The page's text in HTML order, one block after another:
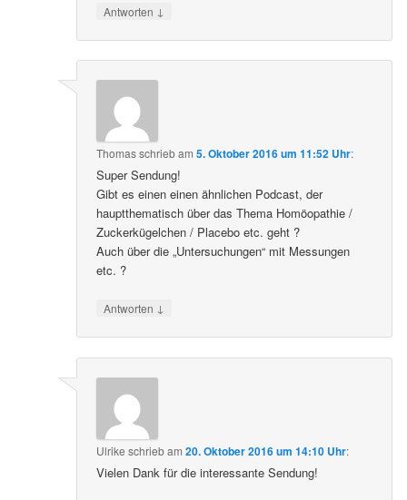
Antworten ↓
Thomasschriebam5. Oktober 2016 um 11:52 Uhr:
Super Sendung!
Gibt es einen einen ähnlichen Podcast, der
hauptthematisch über das Thema Homöopathie /
Zuckerkügelchen / Placebo etc. geht ?
Auch über die „Untersuchungen“ mit Messungen
etc. ?
Antworten ↓
Ulrike schriebam20. Oktober 2016 um 14:10 Uhr:
Vielen Dank für die interessante Sendung!